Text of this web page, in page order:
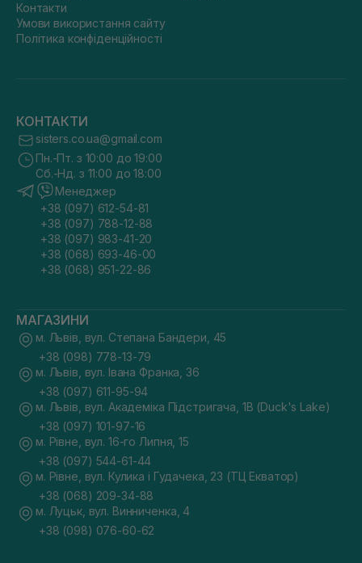
Контакти
Умови використання сайту
Політика конфіденційності
КОНТАКТИ
sisters.co.ua@gmail.com
Пн.-Пт. з 10:00 до 19:00
Сб.-Нд. з 11:00 до 18:00
Менеджер
+38 (097) 612-54-81
+38 (097) 788-12-88
+38 (097) 983-41-20
+38 (068) 693-46-00
+38 (068) 951-22-86
МАГАЗИНИ
м. Львів, вул. Степана Бандери, 45
+38 (098) 778-13-79
м. Львів, вул. Івана Франка, 36
+38 (097) 611-95-94
м. Львів, вул. Академіка Підстригача, 1В (Duck's Lake)
+38 (097) 101-97-16
м. Рівне, вул. 16-го Липня, 15
+38 (097) 544-61-44
м. Рівне, вул. Кулика і Гудачека, 23 (ТЦ Екватор)
+38 (068) 209-34-88
м. Луцьк, вул. Винниченка, 4
+38 (098) 076-60-62